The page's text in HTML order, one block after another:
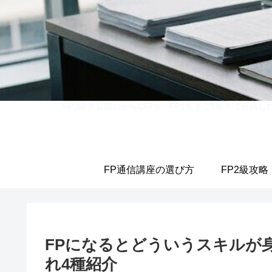
FP通信講座の選び方 FP2級攻略
FPになるとどういうスキルが
れ4種紹介